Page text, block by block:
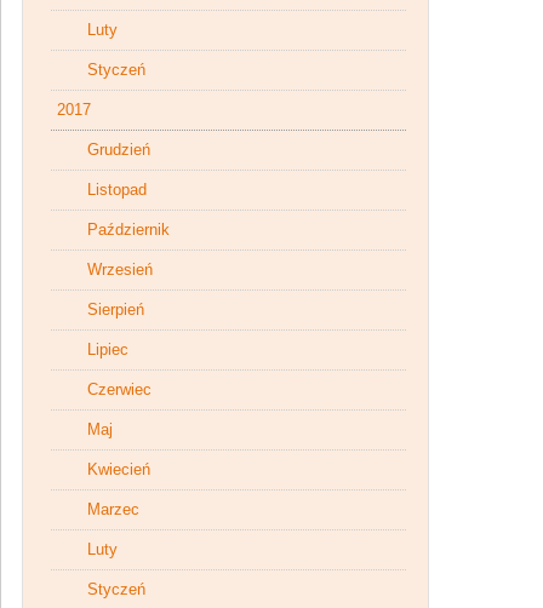
Luty
Styczeń
2017
Grudzień
Listopad
Październik
Wrzesień
Sierpień
Lipiec
Czerwiec
Maj
Kwiecień
Marzec
Luty
Styczeń